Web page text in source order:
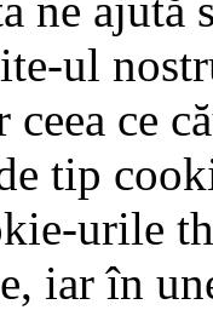
ul
ce
tip
urile
iar în